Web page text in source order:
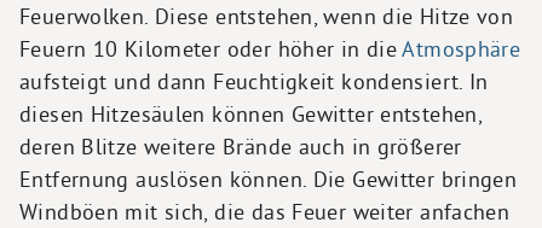
Feuerwolken. Diese entstehen, wenn die Hitze von
Feuern 10 Kilometer oder höher in dieAtmosphäre
aufsteigt und dann Feuchtigkeit kondensiert. In
diesen Hitzesäulen können Gewitter entstehen,
deren Blitze weitere Brände auch in größerer
Entfernung auslösen können. Die Gewitter bringen
Windböen mit sich, die das Feuer weiter anfachen